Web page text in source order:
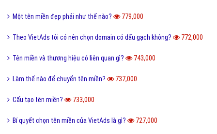
Một tên miền đẹp phải như thế nào? 779,000
Theo VietAds tôi có nên chọn domain có dấu gạch không? 772,000
Tên miền và thương hiệu có liên quan gì? 743,000
Làm thế nào để chuyển tên miền? 737,000
Cấu tạo tên miền? 733,000
Bí quyết chọn tên miền của VietAds là gì? 727,000